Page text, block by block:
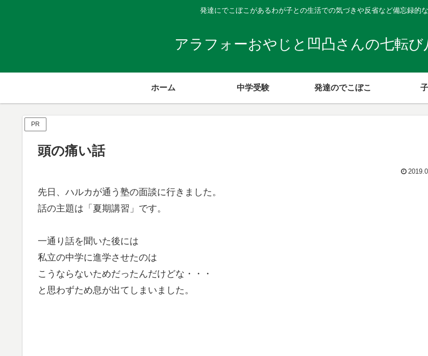
発達にでこぼこがあるわが子との生活での気づきや反省など備忘録的な
アラフォーおやじと凹凸さんの七転
ホーム 中学受験 発達のでこぼこ
PR
頭の痛い話
先日、ハルカが通う塾の面談に行きました。
話の主題は「夏期講習」です。
一通り話を聞いた後には
私立の中学に進学させたのは
こうならないためだったんだけどな・・・
と思わずため息が出てしまいました。